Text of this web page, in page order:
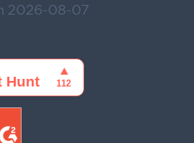
2026-08-07